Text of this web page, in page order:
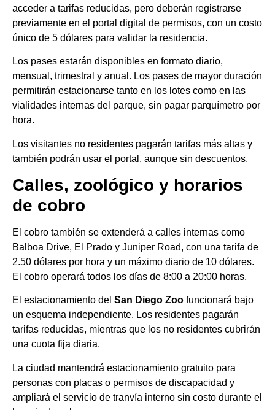
acceder a tarifas reducidas, pero deberán registrarse
previamente en el portal digital de permisos, con un costo
único de 5 dólares para validar la residencia.
Los pases estarán disponibles en formato diario,
mensual, trimestral y anual. Los pases de mayor duración
permitirán estacionarse tanto en los lotes como en las
vialidades internas del parque, sin pagar parquímetro por
hora.
Los visitantes no residentes pagarán tarifas más altas y
también podrán usar el portal, aunque sin descuentos.
Calles, zoológico y horarios
de cobro
El cobro también se extenderá a calles internas como
Balboa Drive, El Prado y Juniper Road, con una tarifa de
2.50 dólares por hora y un máximo diario de 10 dólares.
El cobro operará todos los días de 8:00 a 20:00 horas.
El estacionamiento del San Diego Zoo funcionará bajo
un esquema independiente. Los residentes pagarán
tarifas reducidas, mientras que los no residentes cubrirán
una cuota fija diaria.
La ciudad mantendrá estacionamiento gratuito para
personas con placas o permisos de discapacidad y
ampliará el servicio de tranvía interno sin costo durante el